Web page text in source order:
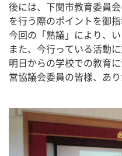
後には、下関市教育委員
を行う際のポイントを御指
今回の「熟議」により、
また、今行っている活動
明日からの学校での教育
営協議会委員の皆様、あ